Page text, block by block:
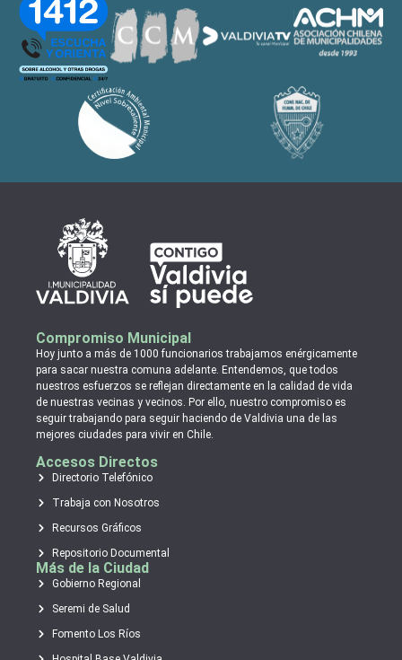
Compromiso Municipal
Hoy junto a más de 1000 funcionarios trabajamos enérgicamente
para sacar nuestra comuna adelante. Entendemos, que todos
nuestros esfuerzos se reflejan directamente en la calidad de vida
de nuestras vecinas y vecinos. Por ello, nuestro compromiso es
seguir trabajando para seguir haciendo de Valdivia una de las
mejores ciudades para vivir en Chile.
Accesos Directos
Directorio Telefónico
Trabaja con Nosotros
Recursos Gráficos
Repositorio Documental
Más de la Ciudad
Gobierno Regional
Seremi de Salud
Fomento Los Ríos